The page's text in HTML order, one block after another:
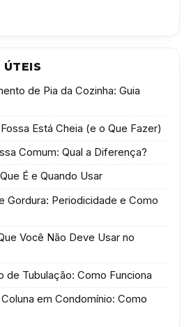
de Pia da Cozinha: Guia
Está Cheia (e o Que Fazer)
Comum: Qual a Diferença?
É e Quando Usar
Gordura: Periodicidade e Como
Você Não Deve Usar no
de Tubulação: Como Funciona
em Condomínio: Como